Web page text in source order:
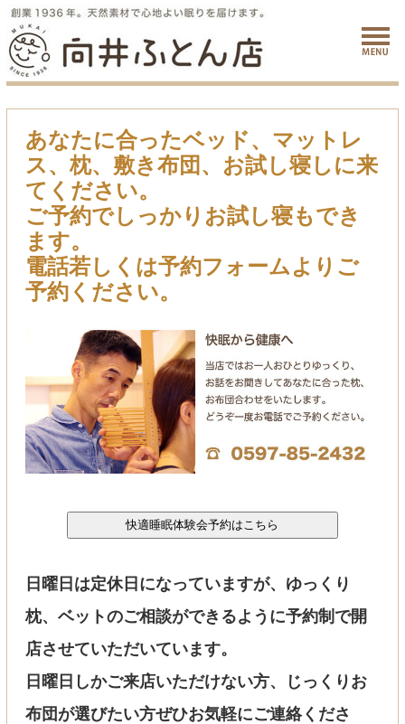
あなたに合ったベッド、マットレ
ス、枕、敷き布団、お試し寝しに来
てください。
ご予約でしっかりお試し寝もでき
ます。
電話若しくは予約フォームよりご
予約ください。
日曜日は定休日になっていますが、ゆっくり
枕、ベットのご相談ができるように予約制で開
店させていただいています。
日曜日しかご来店いただけない方、じっくりお
布団が選びたい方ぜひお気軽にご連絡くださ